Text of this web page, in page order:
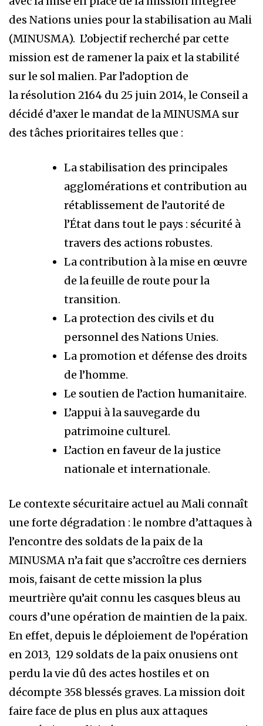
des Nations unies pour la stabilisation au Mali
(MINUSMA). L’objectif recherché par cette
mission est de ramener la paix et la stabilité
sur le sol malien. Par l’adoption de
la résolution 2164 du 25 juin 2014, le Conseil a
décidé d’axer le mandat de la MINUSMA sur
des tâches prioritaires telles que :
La stabilisation des principales
agglomérations et contribution au
rétablissement de l’autorité de
l’État dans tout le pays : sécurité à
travers des actions robustes.
La contribution à la mise en œuvre
de la feuille de route pour la
transition.
La protection des civils et du
personnel des Nations Unies.
La promotion et défense des droits
de l’homme.
Le soutien de l’action humanitaire.
L’appui à la sauvegarde du
patrimoine culturel.
L’action en faveur de la justice
nationale et internationale.
Le contexte sécuritaire actuel au Mali connaît
une forte dégradation : le nombre d’attaques à
l’encontre des soldats de la paix de la
MINUSMA n’a fait que s’accroître ces derniers
mois, faisant de cette mission la plus
meurtrière qu’ait connu les casques bleus au
cours d’une opération de maintien de la paix.
En effet, depuis le déploiement de l’opération
en 2013, 129 soldats de la paix onusiens ont
perdu la vie dû des actes hostiles et on
décompte 358 blessés graves. La mission doit
faire face de plus en plus aux attaques